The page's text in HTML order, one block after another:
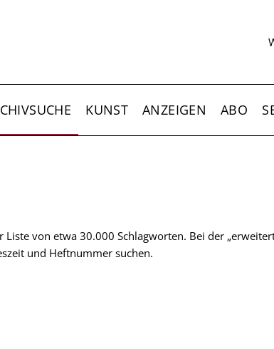
KUNST ANZEIGEN ABO
von etwa 30.000 Schlagworten. Bei der
und Heftnummer suchen.